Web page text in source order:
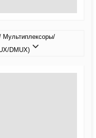
Мультиплексоры/
DMUX)